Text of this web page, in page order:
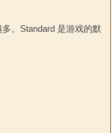
。Standard 是游戏的默